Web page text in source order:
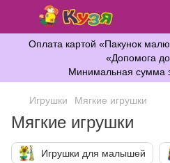
Оплата картой «Пакунок
«Допомога
Минимальная сумма
Игрушки Мягкие игрушки
Мягкие игрушки
Игрушки для малышей